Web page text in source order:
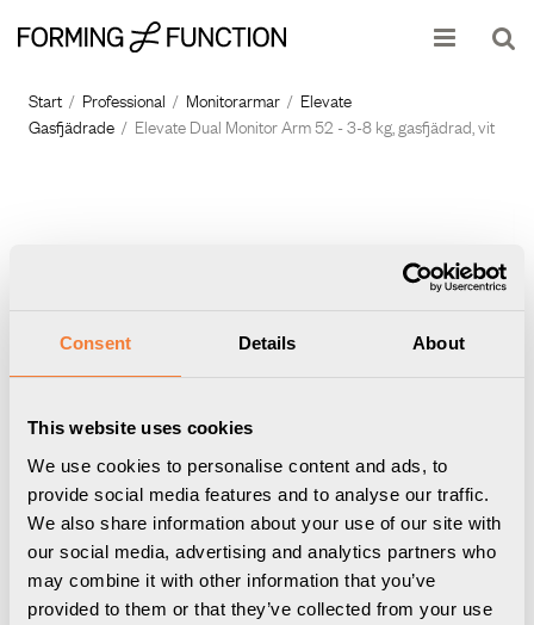
Consent Details About
This website uses cookies
We use cookies to personalise content and ads, to
provide social media features and to analyse our traffic.
We also share information about your use of our site with
our social media, advertising and analytics partners who
may combine it with other information that you’ve
provided to them or that they’ve collected from your use
Start / Professional / Monitorarmar / Elevate
Gasfjädrade / Elevate Dual Monitor Arm 52 - 3-8 kg, gasfjädrad, vit